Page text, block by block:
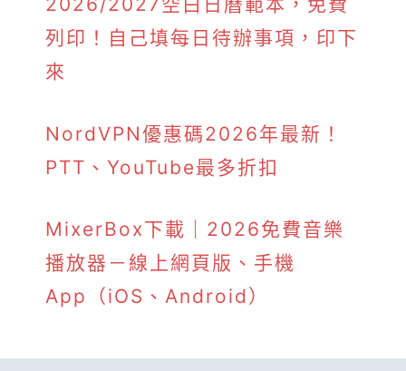
列印！自己填每日待辦事項，印下
來
NordVPN優惠碼2026年最新！
PTT、YouTube最多折扣
MixerBox下載｜2026免費音樂
播放器－線上網頁版、手機
App（iOS、Android）